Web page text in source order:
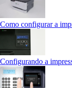
Como configurar a
Configurando a